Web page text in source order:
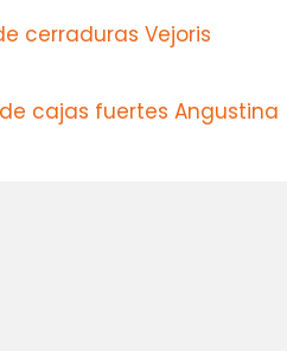
cerraduras Vejoris
cajas fuertes Angustina